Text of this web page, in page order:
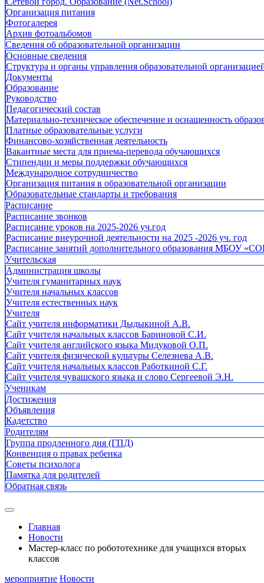
Организация питания
Фотогалерея
Архив фотоальбомов
Сведения об образовательной организации
Основные сведения
Структура и органы управления образовательной
Документы
Образование
Руководство
Педагогический состав
Материально-техническое обеспечение и оснащенность
Платные образовательные услуги
Финансово-хозяйственная деятельность
Вакантные места для приема-перевода обучающихся
Стипендии и меры поддержки обучающихся
Международное сотрудничество
Организация питания в образовательной организации
Образовательные стандарты и требования
Расписание
Расписание звонков
Расписание уроков на 2025-2026 уч.год
Расписание внеурочной деятельности на 2025 -2026 уч. год
Расписание занятий дополнительного образования МБОУ
Учительская
Администрация школы
Учителя гуманитарных наук
Учителя начальных классов
Учителя естественных наук
Учителя
Cайт учителя информатики Дыдыкиной А.В.
Сайт учителя начальных классов Бариновой С.И.
Сайт учителя английского языка Мидуковой О.П.
Сайт учителя физической культуры Селезнева А.В.
Сайт учителя начальных классов Работкиной С.Г.
Сайт учителя чувашского языка и слово Сергеевой Э.Н.
Ученикам
Достижения
Объявления
Кадетство
Родителям
Группа продленного дня (ГПД)
Конвенция о правах ребенка
Советы психолога
Памятка для родителей
Обратная связь
Главная
Новости
Мастер-класс по робототехнике для учащихся вторых
классов
мероприятие Новости